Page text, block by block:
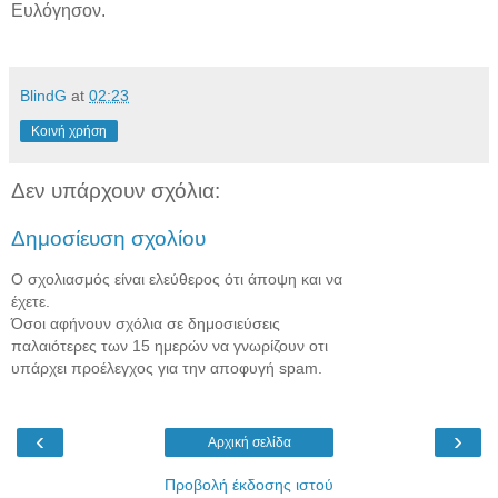
Ευλόγησον.
BlindG at 02:23
Κοινή χρήση
Δεν υπάρχουν σχόλια:
Δημοσίευση σχολίου
Ο σχολιασμός είναι ελεύθερος ότι άποψη και να
έχετε.
Όσοι αφήνουν σχόλια σε δημοσιεύσεις
παλαιότερες των 15 ημερών να γνωρίζουν οτι
υπάρχει προέλεγχος για την αποφυγή spam.
‹ ›
Αρχική σελίδα
Προβολή έκδοσης ιστού